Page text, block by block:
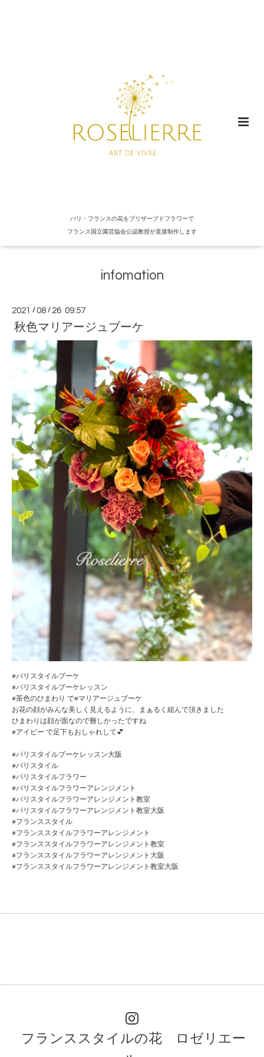
パリ・フランスの花をプリザーブドフラワーで
フランス国立園芸協会公認教授が直接制作します
infomation
2021 /08 / 26 09:57
秋色マリアージュブーケ
#パリスタイルブーケ
#パリスタイルブーケレッスン
#茶色のひまわり で#マリアージュブーケ
お花の顔がみんな美しく見えるように、まぁるく組んで頂きました
ひまわりは顔が面なので難しかったですね
#アイビー で足下もおしゃれして💕
#パリスタイルブーケレッスン大阪
#パリスタイル
#パリスタイルフラワー
#パリスタイルフラワーアレンジメント
#パリスタイルフラワーアレンジメント教室
#パリスタイルフラワーアレンジメント教室大阪
#フランススタイル
#フランススタイルフラワーアレンジメント
#フランススタイルフラワーアレンジメント教室
#フランススタイルフラワーアレンジメント大阪
#フランススタイルフラワーアレンジメント教室大阪
フランススタイルの花 ロゼリエー